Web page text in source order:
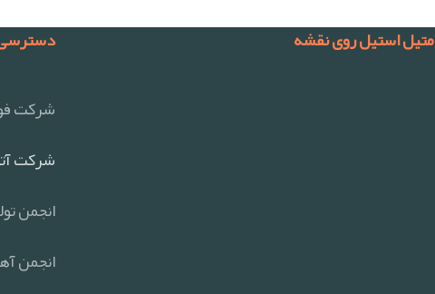
متیل استیل روی نقشه
شرکت
شرکت
انجمن
انجمن